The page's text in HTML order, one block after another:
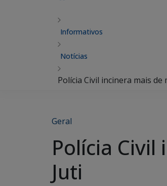
Informativos
Notícias
Polícia Civil incinera mais
Geral
Polícia
Juti